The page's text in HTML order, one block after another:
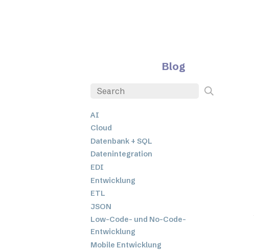
Blog
AI
Cloud
Datenbank + SQL
Datenintegration
EDI
Entwicklung
ETL
JSON
Low-Code- und No-Code-
Entwicklung
Mobile Entwicklung